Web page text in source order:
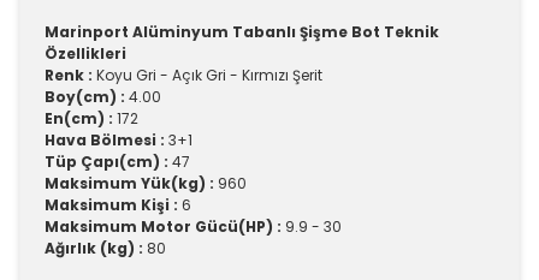
Marinport Alüminyum Tabanlı Şişme Bot Teknik
Özellikleri
Renk : Koyu Gri - Açık Gri - Kırmızı Şerit
Boy(cm) : 4.00
En(cm) : 172
Hava Bölmesi : 3+1
Tüp Çapı(cm) : 47
Maksimum Yük(kg) : 960
Maksimum Kişi : 6
Maksimum Motor Gücü(HP) : 9.9 - 30
Ağırlık (kg) : 80